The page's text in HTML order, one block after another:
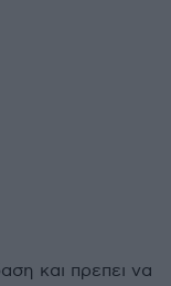
και πρεπει να